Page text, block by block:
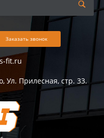
fit.ru
Ул. Прилесная, стр. 33.
Заказать звонок